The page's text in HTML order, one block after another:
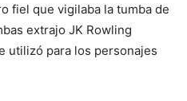
fiel que vigilaba la tumba de
extrajo JK Rowling
utilizó para los personajes